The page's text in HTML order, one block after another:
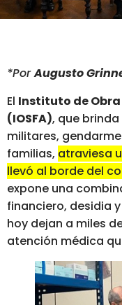
*PorAugusto
El Instituto de
(IOSFA), que
militares,
familias, atraviesa
llevó al borde del
expone una
financiero, desidia
hoy dejan a miles
atención médica